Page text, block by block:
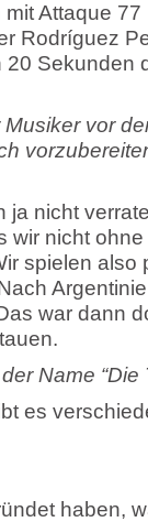
Attaque
Rodríguez
20 Sekunden
vor
ja nicht
wir nicht
spielen also
war dann
Name “Die
es
haben,